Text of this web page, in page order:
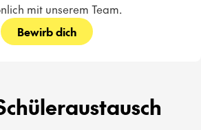
mit unserem Team.
Bewirb dich